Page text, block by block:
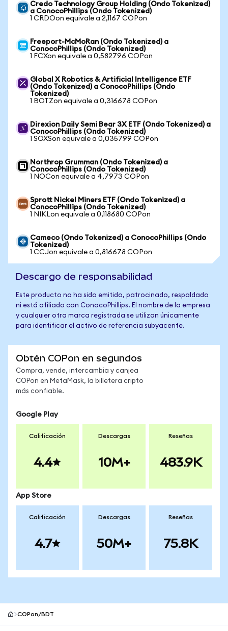
Credo Technology Group Holding (Ondo Tokenized)
a ConocoPhillips (Ondo Tokenized)
1 CRDOon equivale a 2,1167 COPon
Freeport-McMoRan (Ondo Tokenized) a
ConocoPhillips (Ondo Tokenized)
1 FCXon equivale a 0,582796 COPon
Global X Robotics & Artificial Intelligence ETF
(Ondo Tokenized) a ConocoPhillips (Ondo
Tokenized)
1 BOTZon equivale a 0,316678 COPon
Direxion Daily Semi Bear 3X ETF (Ondo Tokenized) a
ConocoPhillips (Ondo Tokenized)
1 SOXSon equivale a 0,035799 COPon
Northrop Grumman (Ondo Tokenized) a
ConocoPhillips (Ondo Tokenized)
1 NOCon equivale a 4,7973 COPon
Sprott Nickel Miners ETF (Ondo Tokenized) a
ConocoPhillips (Ondo Tokenized)
1 NIKLon equivale a 0,118680 COPon
Cameco (Ondo Tokenized) a ConocoPhillips (Ondo
Tokenized)
1 CCJon equivale a 0,816678 COPon
Descargo de responsabilidad
Este producto no ha sido emitido, patrocinado, respaldado
ni está afiliado con ConocoPhillips. El nombre de la empresa
y cualquier otra marca registrada se utilizan únicamente
para identificar el activo de referencia subyacente.
Obtén COPon en segundos
Compra, vende, intercambia y canjea
COPon en MetaMask, la billetera cripto
más confiable.
Google Play
Calificación
4.4
Descargas
10M+
Reseñas
483.9K
App Store
Calificación
4.7
Descargas
50M+
Reseñas
75.8K
COPon/BDT